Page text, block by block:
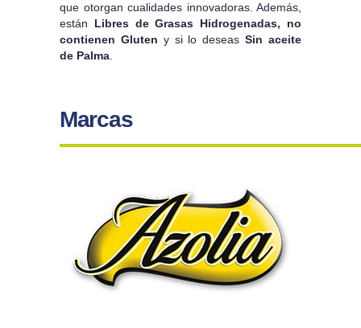
que otorgan cualidades innovadoras. Además,
están Libres de Grasas Hidrogenadas, no
contienen Gluten y si lo deseasSin aceite
de Palma
Marcas